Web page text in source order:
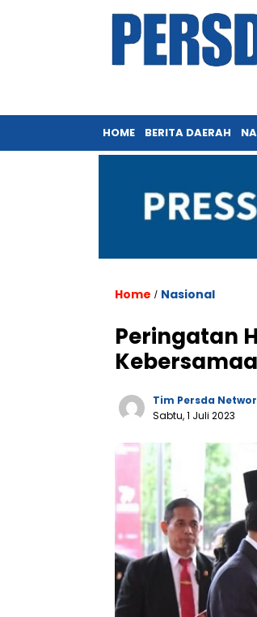
HOME BERITA DAERAH
Home / Nasional
Peringatan
Tim Persda
Sabtu, 1 Juli 2023